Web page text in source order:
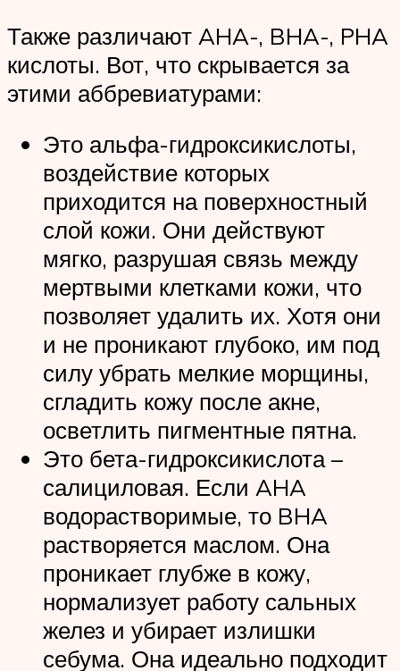
Также различают AHA-, BHA-, PHA
кислоты. Вот, что скрывается за
этими аббревиатурами:
Это альфа-гидроксикислоты,
воздействие которых
приходится на поверхностный
слой кожи. Они действуют
мягко, разрушая связь между
мертвыми клетками кожи, что
позволяет удалить их. Хотя они
и не проникают глубоко, им под
силу убрать мелкие морщины,
сгладить кожу после акне,
осветлить пигментные пятна.
Это бета-гидроксикислота –
салициловая. Если AHA
водорастворимые, то BHA
растворяется маслом. Она
проникает глубже в кожу,
нормализует работу сальных
желез и убирает излишки
себума. Она идеально подходит